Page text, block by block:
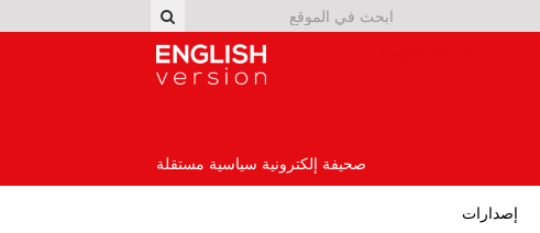
صحيفة إلكترونية سياسية مستقلة
إصدارات